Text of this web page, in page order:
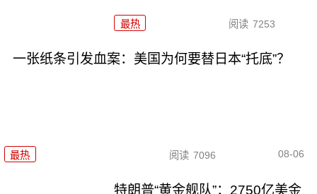
最热 阅读 7253
一张纸条引发血案：美国为何要替日本“托底”？
最热 阅读 7096 08-06
特朗普“黄金舰队”：2750亿美金